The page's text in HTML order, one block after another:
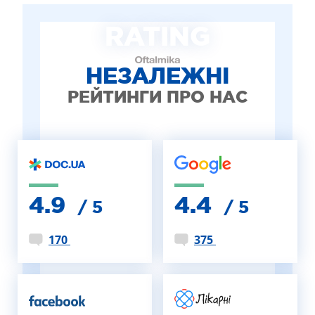
ДИТЯЧА ОФТАЛЬМОЛОГІЯ
ЛІКУВАННЯ ЗАХВОРЮВАНЬ СІТКІВКИ
ЕСТЕТИЧНА ХІРУРГІЯ
НЕЗАЛЕЖНІ
РЕЙТИНГИ ПРО НАС
4.9 / 5
170
4.4 / 5
375